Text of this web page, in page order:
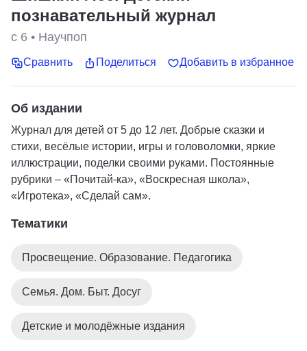
познавательный журнал
с 6 • Научпоп
Сравнить Поделиться Добавить в избранное
Об издании
Журнал для детей от 5 до 12 лет. Добрые сказки и
стихи, весёлые истории, игры и головоломки, яркие
иллюстрации, поделки своими руками. Постоянные
рубрики – «Почитай-ка», «Воскресная школа»,
«Игротека», «Сделай сам».
Тематики
Просвещение. Образование. Педагогика
Семья. Дом. Быт. Досуг
Детские и молодёжные издания